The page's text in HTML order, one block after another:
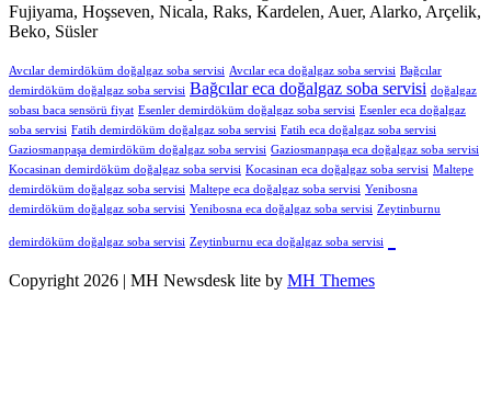
Fujiyama, Hoşseven, Nicala, Raks, Kardelen, Auer, Alarko, Arçelik,
Beko, Süsler
Avcılar demirdöküm doğalgaz soba servisi Avcılar eca doğalgaz soba servisi Bağcılar
demirdöküm doğalgaz soba servisi Bağcılar eca doğalgaz soba servisi doğalgaz
sobası baca sensörü fiyat Esenler demirdöküm doğalgaz soba servisi Esenler eca doğalgaz
soba servisi Fatih demirdöküm doğalgaz soba servisi Fatih eca doğalgaz soba servisi
Gaziosmanpaşa demirdöküm doğalgaz soba servisi Gaziosmanpaşa eca doğalgaz soba servisi
Kocasinan demirdöküm doğalgaz soba servisi Kocasinan eca doğalgaz soba servisi Maltepe
demirdöküm doğalgaz soba servisi Maltepe eca doğalgaz soba servisi Yenibosna
demirdöküm doğalgaz soba servisi Yenibosna eca doğalgaz soba servisi Zeytinburnu
demirdöküm doğalgaz soba servisi Zeytinburnu eca doğalgaz soba servisi
Copyright 2026 | MH Newsdesk lite by MH Themes